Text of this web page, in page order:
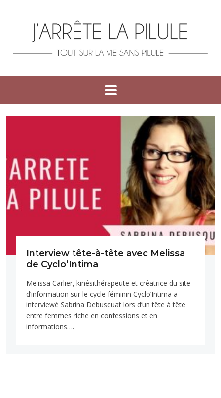
Interview tête-à-tête avec Melissa
de Cyclo’Intima
Melissa Carlier, kinésithérapeute et créatrice du site
d’information sur le cycle féminin Cyclo’Intima a
interviewé Sabrina Debusquat lors d’un tête à tête
entre femmes riche en confessions et en
informations….